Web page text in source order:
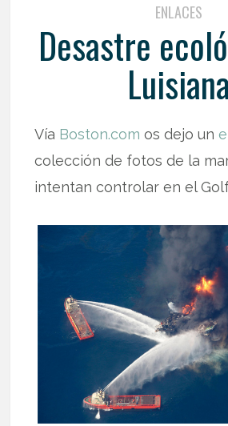
ENLACES
Desastre
Vía Boston.com os dejo un
colección de fotos de la
intentan controlar en el